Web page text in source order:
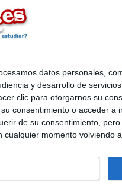
datos personales,
y desarrollo de servicios.
clic para otorgarnos su
consentimiento o acceder
de su consentimiento,
momento volviendo
|Anúnciate
generales|Política de
Madrid [ESPAÑA] -